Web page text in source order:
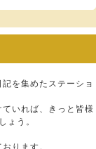
を集めたステーショ
いれば、きっと皆様
ょう。
ります。